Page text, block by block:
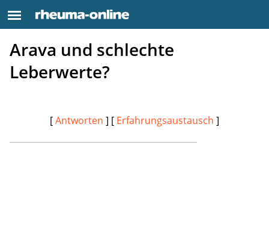
Arava und schlechte
Leberwerte?
[Antworten ] [ Erfahrungsaustausch ]